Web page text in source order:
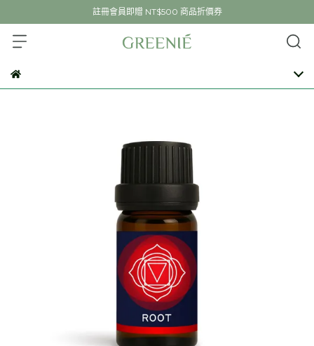
註冊會員即贈 NT$500 商品折價券